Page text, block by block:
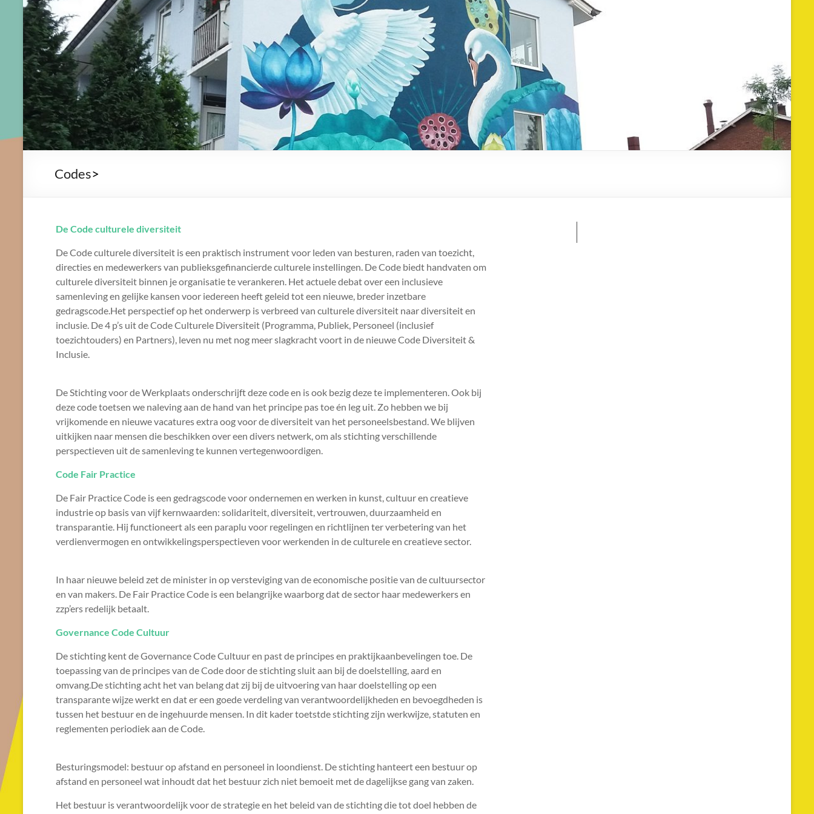
>
Codes
De Code culturele diversiteit
De Code culturele diversiteit is een praktisch instrument voor leden van besturen, raden van toezicht,
directies en medewerkers van publieksgefinancierde culturele instellingen. De Code biedt handvaten om
culturele diversiteit binnen je organisatie te verankeren. Het actuele debat over een inclusieve
samenleving en gelijke kansen voor iedereen heeft geleid tot een nieuwe, breder inzetbare
gedragscode.Het perspectief op het onderwerp is verbreed van culturele diversiteit naar diversiteit en
inclusie. De 4 p’s uit de Code Culturele Diversiteit (Programma, Publiek, Personeel (inclusief
toezichtouders) en Partners), leven nu met nog meer slagkracht voort in de nieuwe Code Diversiteit &
Inclusie.
De Stichting voor de Werkplaats onderschrijft deze code en is ook bezig deze te implementeren. Ook bij
deze code toetsen we naleving aan de hand van het principe pas toe én leg uit. Zo hebben we bij
vrijkomende en nieuwe vacatures extra oog voor de diversiteit van het personeelsbestand. We blijven
uitkijken naar mensen die beschikken over een divers netwerk, om als stichting verschillende
perspectieven uit de samenleving te kunnen vertegenwoordigen.
Code Fair Practice
De Fair Practice Code is een gedragscode voor ondernemen en werken in kunst, cultuur en creatieve
industrie op basis van vijf kernwaarden: solidariteit, diversiteit, vertrouwen, duurzaamheid en
transparantie. Hij functioneert als een paraplu voor regelingen en richtlijnen ter verbetering van het
verdienvermogen en ontwikkelingsperspectieven voor werkenden in de culturele en creatieve sector.
In haar nieuwe beleid zet de minister in op versteviging van de economische positie van de cultuursector
en van makers. De Fair Practice Code is een belangrijke waarborg dat de sector haar medewerkers en
zzp’ers redelijk betaalt.
Governance Code Cultuur
De stichting kent de Governance Code Cultuur en past de principes en praktijkaanbevelingen toe. De
toepassing van de principes van de Code door de stichting sluit aan bij de doelstelling, aard en
omvang.De stichting acht het van belang dat zij bij de uitvoering van haar doelstelling op een
transparante wijze werkt en dat er een goede verdeling van verantwoordelijkheden en bevoegdheden is
tussen het bestuur en de ingehuurde mensen. In dit kader toetstde stichting zijn werkwijze, statuten en
reglementen periodiek aan de Code.
Besturingsmodel: bestuur op afstand en personeel in loondienst. De stichting hanteert een bestuur op
afstand en personeel wat inhoudt dat het bestuur zich niet bemoeit met de dagelijkse gang van zaken.
Het bestuur is verantwoordelijk voor de strategie en het beleid van de stichting die tot doel hebben de